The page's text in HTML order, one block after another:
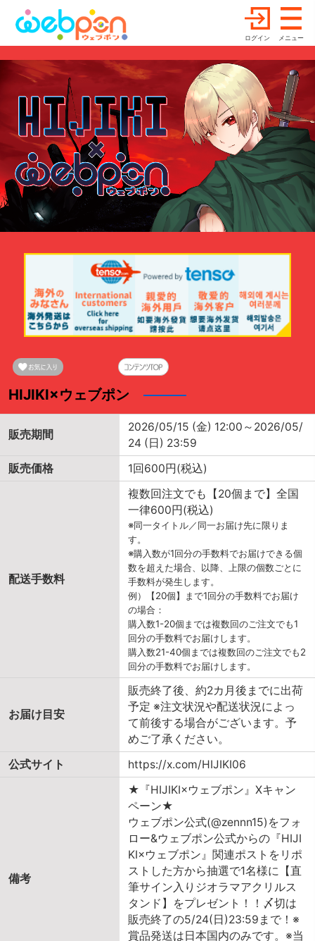
ログイン メニュー
HIJIKI×ウェブポン
販売期間
2026/05/15 (金) 12:00～2026/05/
24 (日) 23:59
販売価格
1回600円(税込)
配送手数料
複数回注文でも【20個まで】全国
一律600円(税込)
※同一タイトル／同一お届け先に限りま
す。
※購入数が1回分の手数料でお届けできる個
数を超えた場合、以降、上限の個数ごとに
手数料が発生します。
例）【20個】まで1回分の手数料でお届け
の場合：
購入数1-20個までは複数回のご注文でも1
回分の手数料でお届けします。
購入数21-40個までは複数回のご注文でも2
回分の手数料でお届けします。
お届け目安
販売終了後、約2カ月後までに出荷
予定 ※注文状況や配送状況によっ
て前後する場合がございます。予
めご了承ください。
公式サイト
https://x.com/HIJIKI06
備考
★『HIJIKI×ウェブポン』Xキャン
ペーン★
ウェブポン公式(@zennn15)をフォ
ロー&ウェブポン公式からの『HIJI
KI×ウェブポン』関連ポストをリポ
ストした方から抽選で1名様に【直
筆サイン入りジオラマアクリルス
タンド】をプレゼント！！〆切は
販売終了の5/24(日)23:59まで！※
賞品発送は日本国内のみです。※当